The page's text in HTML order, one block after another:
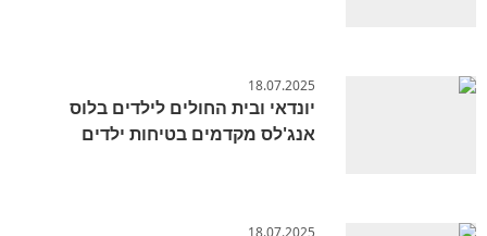
18.07.2025
יונדאי ובית החולים לילדים בלוס
אנג'לס מקדמים בטיחות ילדים
18.07.2025